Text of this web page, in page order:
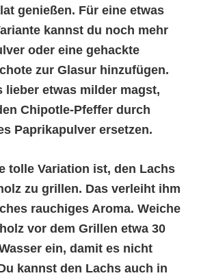
genießen. Für eine etwas
kannst du noch mehr
oder eine gehackte
zur Glasur hinzufügen.
lieber etwas milder magst,
Chipotle-Pfeffer durch
Paprikapulver ersetzen.
tolle Variation ist, den Lachs
zu grillen. Das verleiht ihm
rauchiges Aroma. Weiche
vor dem Grillen etwa 30
ein, damit es nicht
kannst den Lachs auch in